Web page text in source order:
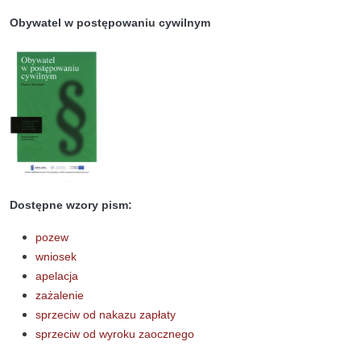
Obywatel w postępowaniu cywilnym
Dostępne wzory pism:
pozew
wniosek
apelacja
zażalenie
sprzeciw od nakazu zapłaty
sprzeciw od wyroku zaocznego